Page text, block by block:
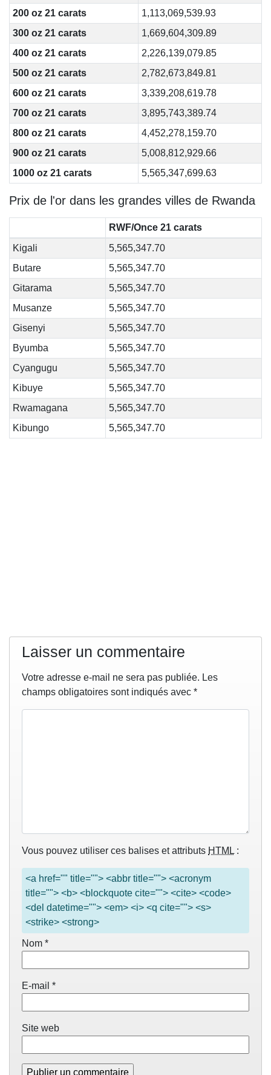
200 oz 21 carats
1,113,069,539.93
300 oz 21 carats
1,669,604,309.89
400 oz 21 carats
2,226,139,079.85
500 oz 21 carats
2,782,673,849.81
600 oz 21 carats
3,339,208,619.78
700 oz 21 carats
3,895,743,389.74
800 oz 21 carats
4,452,278,159.70
900 oz 21 carats
5,008,812,929.66
1000 oz 21 carats
5,565,347,699.63
Prix de l'or dans les grandes villes de Rwanda
RWF/Once 21 carats
Kigali
5,565,347.70
Butare
5,565,347.70
Gitarama
5,565,347.70
Musanze
5,565,347.70
Gisenyi
5,565,347.70
Byumba
5,565,347.70
Cyangugu
5,565,347.70
Kibuye
5,565,347.70
Rwamagana
5,565,347.70
Kibungo
5,565,347.70
Laisser un commentaire
Votre adresse e-mail ne sera pas publiée. Les
champs obligatoires sont indiqués avec *
Vous pouvez utiliser ces balises et attributs HTML :
<a href="" title=""> <abbr title=""> <acronym
title=""> <b> <blockquote cite=""> <cite> <code>
<del datetime=""> <em> <i> <q cite=""> <s>
<strike> <strong>
Nom *
E-mail *
Site web